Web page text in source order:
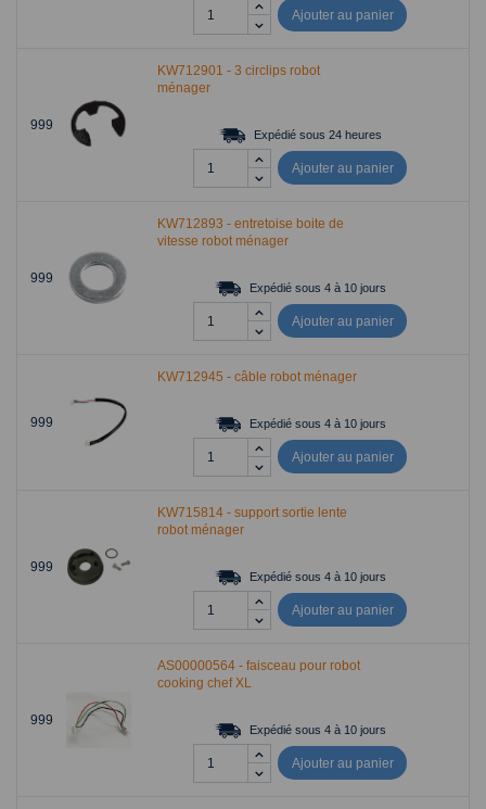
Ajouter au panier
999
KW712901 - 3 circlips robot
ménager
Expédié sous 24 heures
Ajouter au panier
999
KW712893 - entretoise boite de
vitesse robot ménager
Expédié sous 4 à 10 jours
Ajouter au panier
999
KW712945 - câble robot ménager
Expédié sous 4 à 10 jours
Ajouter au panier
999
KW715814 - support sortie lente
robot ménager
Expédié sous 4 à 10 jours
Ajouter au panier
999
AS00000564 - faisceau pour robot
cooking chef XL
Expédié sous 4 à 10 jours
Ajouter au panier